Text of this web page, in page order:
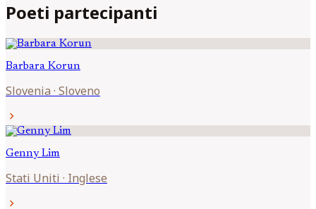
Poeti partecipanti
Barbara Korun
Slovenia · Sloveno
chevron_right
Genny Lim
Stati Uniti · Inglese
chevron_right